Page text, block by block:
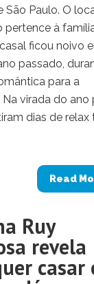
São Paulo. O
pertence à
ficou noivo
passado,
para a
Na virada do ano
dias de
Read
Ruy
revela
casar